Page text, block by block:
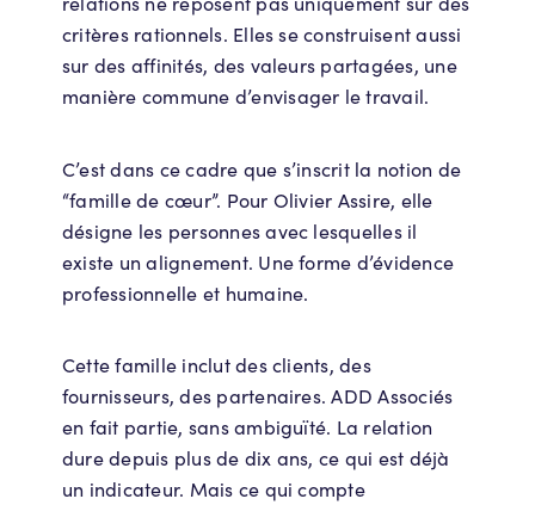
critères rationnels. Elles se construisent aussi
sur des affinités, des valeurs partagées, une
manière commune d’envisager le travail.
C’est dans ce cadre que s’inscrit la notion de
“famille de cœur”. Pour Olivier Assire, elle
désigne les personnes avec lesquelles il
existe un alignement. Une forme d’évidence
professionnelle et humaine.
Cette famille inclut des clients, des
fournisseurs, des partenaires. ADD Associés
en fait partie, sans ambiguïté. La relation
dure depuis plus de dix ans, ce qui est déjà
un indicateur. Mais ce qui compte